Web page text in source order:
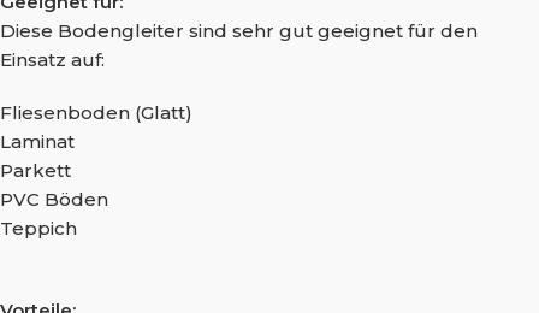
Diese Bodengleiter sind sehr gut geeignet für den
Einsatz auf:
Fliesenboden (Glatt)
Laminat
Parkett
PVC Böden
Teppich